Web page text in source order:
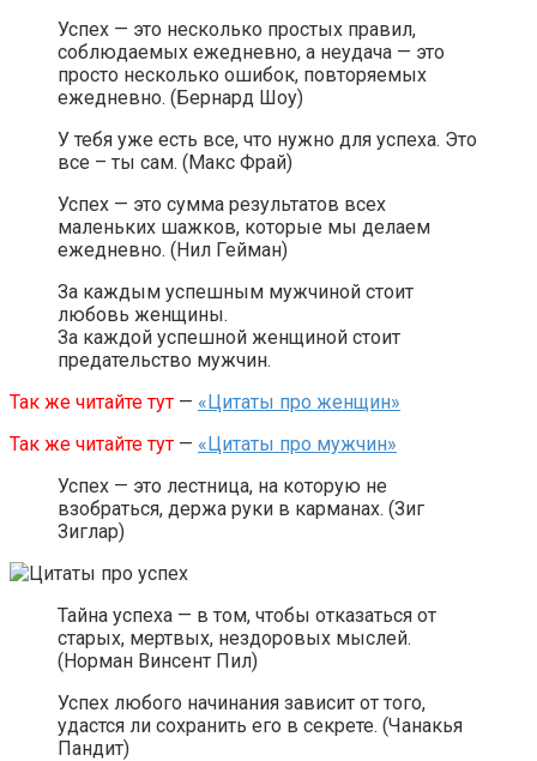
Успех — это несколько простых правил,
соблюдаемых ежедневно, а неудача — это
просто несколько ошибок, повторяемых
ежедневно. (Бернард Шоу)
У тебя уже есть все, что нужно для успеха. Это
все – ты сам. (Макс Фрай)
Успех — это сумма результатов всех
маленьких шажков, которые мы делаем
ежедневно. (Нил Гейман)
За каждым успешным мужчиной стоит
любовь женщины.
За каждой успешной женщиной стоит
предательство мужчин.
Так же читайте тут — «Цитаты про женщин»
Так же читайте тут — «Цитаты про мужчин»
Успех — это лестница, на которую не
взобраться, держа руки в карманах. (Зиг
Зиглар)
Тайна успеха — в том, чтобы отказаться от
старых, мертвых, нездоровых мыслей.
(Норман Винсент Пил)
Успех любого начинания зависит от того,
удастся ли сохранить его в секрете. (Чанакья
Пандит)